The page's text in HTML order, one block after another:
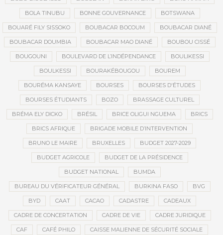
BOLA TINUBU BONNE GOUVERNANCE BOTSWANA
BOUARÉ FILY SISSOKO BOUBACAR BOCOUM BOUBACAR DIANÉ
BOUBACAR DOUMBIA BOUBACAR MAO DIANÉ BOUBOU CISSÉ
BOUGOUNI BOULEVARD DE L’INDÉPENDANCE BOULIKESSI
BOULKESSI BOURAKÉBOUGOU BOUREM
BOURÉMA KANSAYE BOURSES BOURSES D'ÉTUDES
BOURSES ÉTUDIANTS BOZO BRASSAGE CULTUREL
BRÉMA ELY DICKO BRÉSIL BRICE OLIGUI NGUEMA BRICS
BRICS AFRIQUE BRIGADE MOBILE D’INTERVENTION
BRUNO LE MAIRE BRUXELLES BUDGET 2027-2029
BUDGET AGRICOLE BUDGET DE LA PRÉSIDENCE
BUDGET NATIONAL BUMDA
BUREAU DU VÉRIFICATEUR GÉNÉRAL BURKINA FASO BVG
BYD CAAT CACAO CADASTRE CADEAUX
CADRE DE CONCERTATION CADRE DE VIE CADRE JURIDIQUE
CAF CAFÉ PHILO CAISSE MALIENNE DE SÉCURITÉ SOCIALE